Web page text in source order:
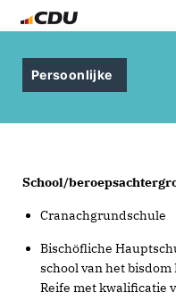
Persoonlijke
School/
Cranachgrundschule
Bischöfliche
school van het
Reife met kwalificatie